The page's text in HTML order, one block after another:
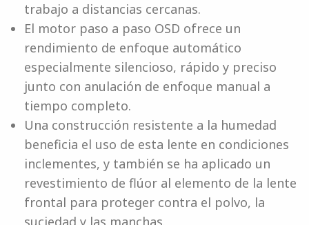
trabajo a distancias cercanas.
El motor paso a paso OSD ofrece un
rendimiento de enfoque automático
especialmente silencioso, rápido y preciso
junto con anulación de enfoque manual a
tiempo completo.
Una construcción resistente a la humedad
beneficia el uso de esta lente en condiciones
inclementes, y también se ha aplicado un
revestimiento de flúor al elemento de la lente
frontal para proteger contra el polvo, la